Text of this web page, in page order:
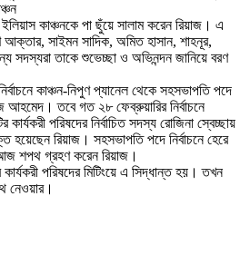
কাঞ্চনকে পা ছুঁয়ে সালাম করেন রিয়াজ। এ
সাইমন সাদিক, অমিত হাসান, শাহনূর,
সদস্যরা তাকে শুভেচ্ছা ও অভিনন্দন জানিয়ে বরণ
কাঞ্চন-নিপুণ প্যানেল থেকে সহসভাপতি পদে
আহমেদ। তবে গত ২৮ ফেব্রুয়ারির নির্বাচনে
কার্যকরী পরিষদের নির্বাচিত সদস্য রোজিনা স্বেচ্ছায়
রিয়াজ। সহসভাপতি পদে নির্বাচনে হেরে
আজ শপথ গ্রহণ করেন রিয়াজ।
পরিষদের মিটিংয়ে এ সিদ্ধান্ত হয়। তখন
নেওয়ার।